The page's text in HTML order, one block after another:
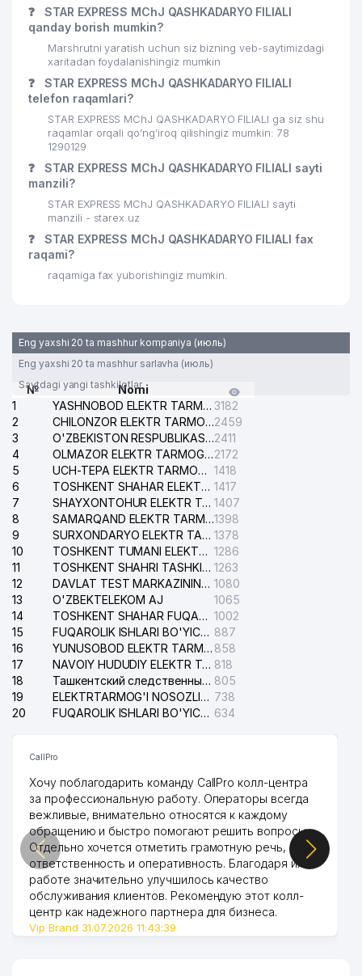
❓
STAR EXPRESS MChJ QASHKADARYO FILIALI
qanday borish mumkin?
Marshrutni yaratish uchun siz bizning veb-saytimizdagi
xaritadan foydalanishingiz mumkin
❓
STAR EXPRESS MChJ QASHKADARYO FILIALI
telefon raqamlari?
STAR EXPRESS MChJ QASHKADARYO FILIALI ga siz shu
raqamlar orqali qo’ng’iroq qilishingiz mumkin: 78
1290129
❓
STAR EXPRESS MChJ QASHKADARYO FILIALI sayti
manzili?
STAR EXPRESS MChJ QASHKADARYO FILIALI sayti
manzili - starex.uz
❓
STAR EXPRESS MChJ QASHKADARYO FILIALI fax
raqami?
raqamiga fax yuborishingiz mumkin.
Eng yaxshi 20 ta mashhur kompaniya (июль)
Eng yaxshi 20 ta mashhur sarlavha (июль)
Saytdagi yangi tashkilotlar
№
Nomi
1
YASHNOBOD ELEKTR TARMOG'I NOSOZLIKLARI XIZMATI 3182
2
CHILONZOR ELEKTR TARMOG'I NOSOZLIK XIZMATI2459
3
O'ZBEKISTON RESPUBLIKASI BOSH PROKURATURASI ISHONCH TELEFONI2411
4
OLMAZOR ELEKTR TARMOG'I NOSOZLIKLARI XIZMATI2172
5
UCH-TEPA ELEKTR TARMOG'I NOSOZLIKLARI XIZMATI 1418
6
TOSHKENT SHAHAR ELEKTR TARMOQLARI KORXONASI AJ 1417
7
SHAYXONTOHUR ELEKTR TARMOG'I NOSOZLIKLARINI TUZATISH XIZMATI 1407
8
SAMARQAND ELEKTR TARMOQLARI AJ1398
9
SURXONDARYO ELEKTR TARMOQLARI AJ 1378
10
TOSHKENT TUMANI ELEKTR TARMOG'I AVARIYA XIZMATI 1286
11
TOSHKENT SHAHRI TASHKILOT TELEFONLARI HAQIDA MA'LUMOT BYUROSI 1263
12
DAVLAT TEST MARKAZINING ISHONCH TELEFONLARI 1080
13
O'ZBEKTELEKOM AJ
1065
14
TOSHKENT SHAHAR FUQAROLIK ISHLARI BO'YICHA SUDI 1002
15
FUQAROLIK ISHLARI BO'YICHA YAKKASAROY TUMANLARARO SUDI 887
16
YUNUSOBOD ELEKTR TARMOG'I NOSOZLIKLARI XIZMATI 858
17
NAVOIY HUDUDIY ELEKTR TARMOQLARI KORXONASI AJ 818
18
Ташкентский следственный изолятор 805
19
ELEKTRTARMOG'I NOSOZLIKLARINI TO'ZATISH SERGELI XIZMATI 738
20
FUQAROLIK ISHLARI BO'YICHA UCH-TEPA TUMANI SUDI 634
CallPro
Хочу поблагодарить команду CallPro колл-центра
за профессиональную работу. Операторы всегда
вежливые, внимательно относятся к каждому
обращению и быстро помогают решить вопросы.
Отдельно хочется отметить грамотную речь,
ответственность и оперативность. Благодаря их
работе значительно улучшилось качество
обслуживания клиентов. Рекомендую этот колл-
центр как надежного партнера для бизнеса.
Vip Brand 31.07.2026 11:43:39